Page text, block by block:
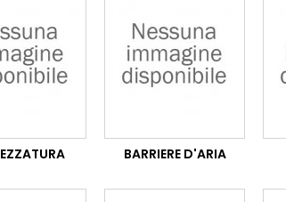
BARRIERE D'ARIA